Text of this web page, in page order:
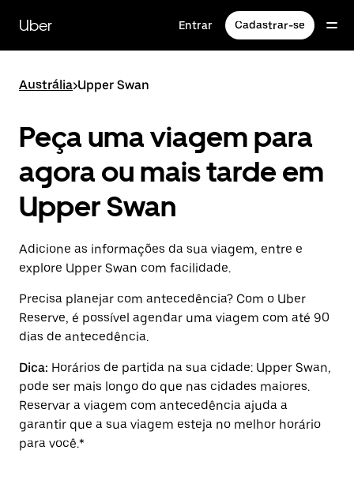
para
conteúdo
Uber Entrar Cadastrar-se
Austrália>Upper Swan
Peça uma viagem para
agora ou mais tarde em
Upper Swan
Adicione as informações da sua viagem, entre e
explore Upper Swan com facilidade.
Precisa planejar com antecedência? Com o Uber
Reserve, é possível agendar uma viagem com até 90
dias de antecedência.
Dica: Horários de partida na sua cidade: Upper Swan,
pode ser mais longo do que nas cidades maiores.
Reservar a viagem com antecedência ajuda a
garantir que a sua viagem esteja no melhor horário
para você.*